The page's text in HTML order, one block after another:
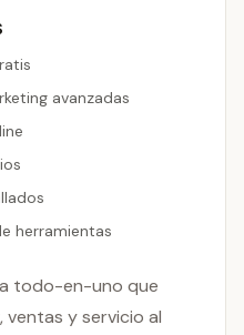
avanzadas
herramientas
todo-en-uno que
ventas y servicio al